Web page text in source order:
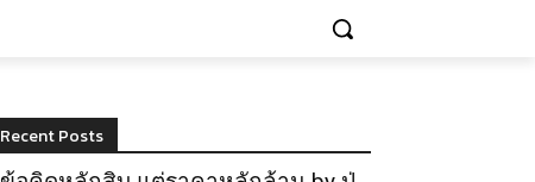
Recent Posts